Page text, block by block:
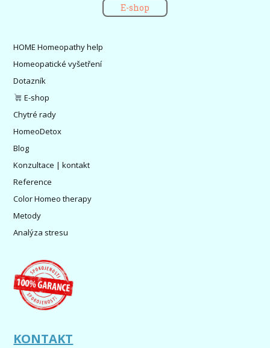
E-shop
HOME Homeopathy help
Homeopatické vyšetření
Dotazník
E-shop
Chytré rady
HomeoDetox
Blog
Konzultace | kontakt
Reference
Color Homeo therapy
Metody
Analýza stresu
KONTAKT